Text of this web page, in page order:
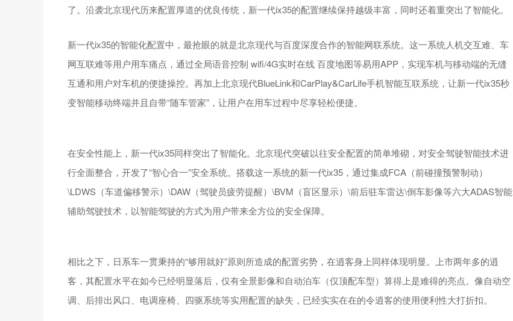
了。沿袭北京现代历来配置厚道的优良传统，新一代ix35的配置继续保持越级丰富，同时还着重突出了智能化。
新一代ix35的智能化配置中，最抢眼的就是北京现代与百度深度合作的智能网联系统。这一系统人机交互难、车
网互联难等用户用车痛点，通过全局语音控制 wifi/4G实时在线 百度地图等易用APP，实现车机与移动端的无缝
互通和用户对车机的便捷操控。再加上北京现代BlueLink和CarPlay&CarLife手机智能互联系统，让新一代ix35秒
变智能移动终端并且自带“随车管家”，让用户在用车过程中尽享轻松便捷。
在安全性能上，新一代ix35同样突出了智能化。北京现代突破以往安全配置的简单堆砌，对安全驾驶智能技术进
行全面整合，开发了“智心合一”安全系统。搭载这一系统的新一代ix35，通过集成FCA（前碰撞预警制动）
\LDWS（车道偏移警示）\DAW（驾驶员疲劳提醒）\BVM（盲区显示）\前后驻车雷达\倒车影像等六大ADAS智能
辅助驾驶技术，以智能驾驶的方式为用户带来全方位的安全保障。
相比之下，日系车一贯秉持的“够用就好”原则所造成的配置劣势，在逍客身上同样体现明显。上市两年多的逍
客，其配置水平在如今已经明显落后，仅有全景影像和自动泊车（仅顶配车型）算得上是难得的亮点。像自动空
调、后排出风口、电调座椅、四驱系统等实用配置的缺失，已经实实在在的令逍客的使用便利性大打折扣。